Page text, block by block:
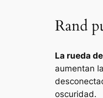
Rand
La rueda
aumentan
oscuridad.